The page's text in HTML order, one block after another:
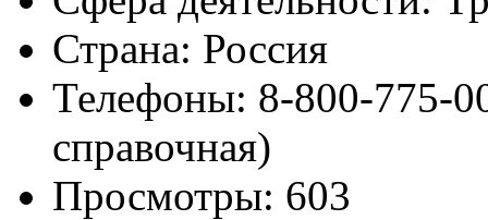
Страна: Россия
Телефоны: 8-800-775-
справочная)
Просмотры: 603